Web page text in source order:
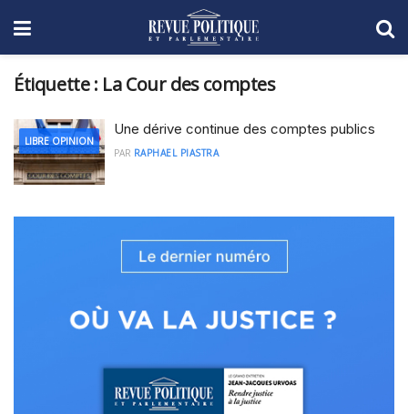
Étiquette : La Cour des comptes
LIBRE OPINION
Une dérive continue des comptes publics
PAR RAPHAEL PIASTRA